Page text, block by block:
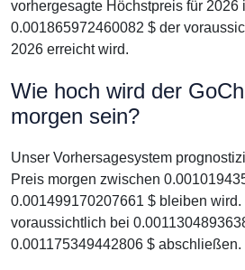
vorhergesagte Höchstpreis für 2026
0.001865972460082 $ der
2026 erreicht wird.
Wie hoch wird der
morgen sein?
Unser Vorhersagesystem
Preis morgen zwischen
0.001499170207661 $ bleiben
voraussichtlich bei
0.001175349442806 $ abschließen.